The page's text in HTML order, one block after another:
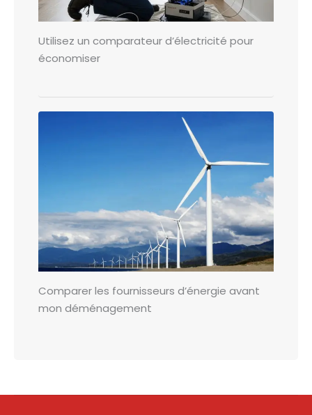
Utilisez un comparateur d’électricité pour
économiser
Comparer les fournisseurs d’énergie avant
mon déménagement